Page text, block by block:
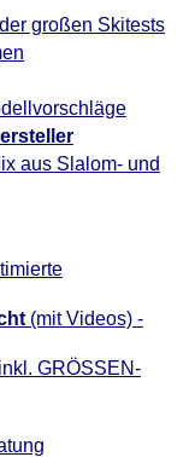
großen Skitests
aus Slalom- und
(mit Videos) -
GRÖSSEN-